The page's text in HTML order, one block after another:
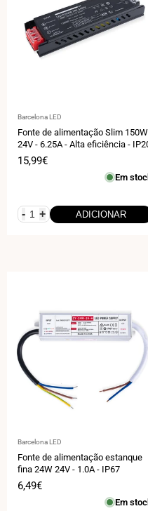
Fornecedor:
Barcelona LED
Fonte de alimentação Slim 150W
24V - 6.25A - Alta eficiência -
Preço
15,99€
Em
- + ADICIONAR
Fornecedor:
Barcelona LED
Fonte de alimentação estanque
fina 24W 24V - 1.0A - IP67
Preço
6,49€
Em